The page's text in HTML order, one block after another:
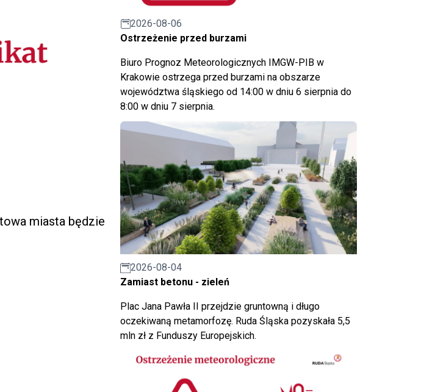
miasta będzie
2026-08-06
Ostrzeżenie przed burzami
Biuro Prognoz Meteorologicznych IMGW-PIB w
Krakowie ostrzega przed burzami na obszarze
województwa śląskiego od 14:00 w dniu 6 sierpnia do
8:00 w dniu 7 sierpnia.
2026-08-04
Zamiast betonu - zieleń
Plac Jana Pawła II przejdzie gruntowną i długo
oczekiwaną metamorfozę. Ruda Śląska pozyskała 5,5
mln zł z Funduszy Europejskich.